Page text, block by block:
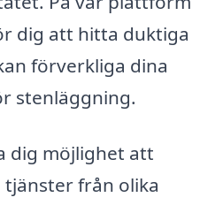
dig att hitta duktiga
förverkliga dina
stenläggning.
dig möjlighet att
från olika